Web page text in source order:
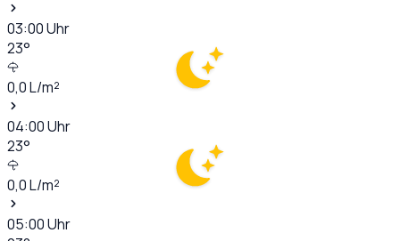
03:00Uhr
23°
0,0L/m²
04:00Uhr
23°
0,0L/m²
05:00Uhr